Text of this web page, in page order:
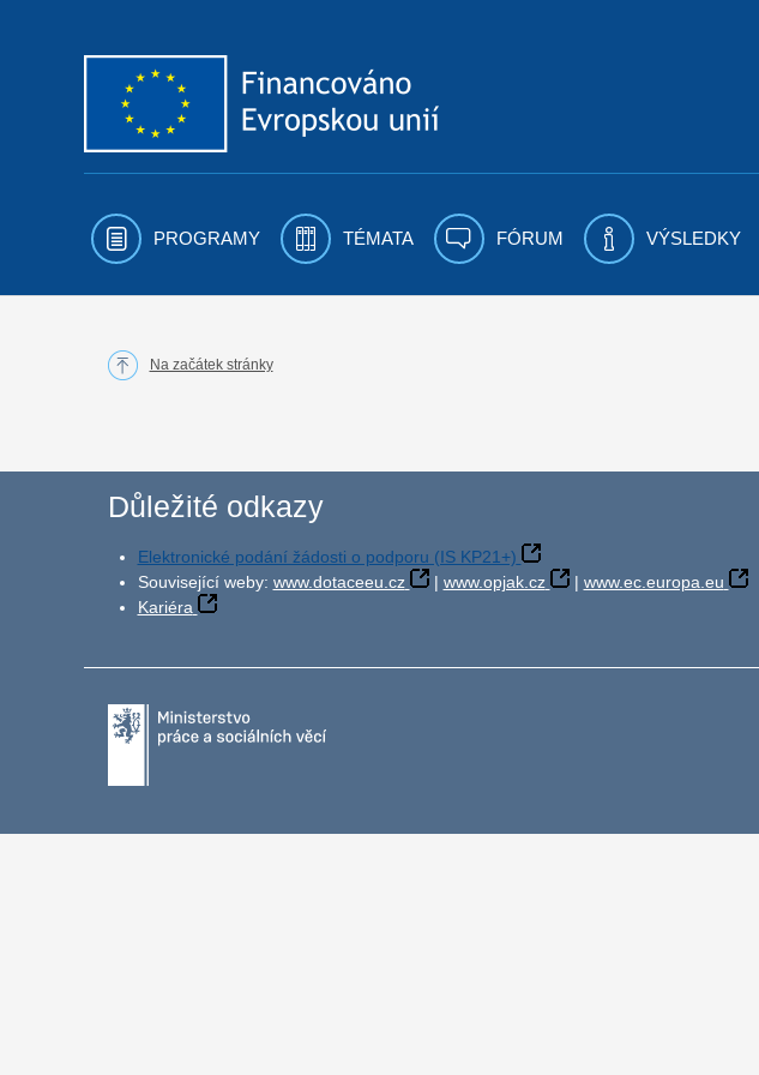
PROGRAMY TÉMATA FÓRUM VÝSLEDKY
Na začátek stránky
Důležité odkazy
Elektronické podání žádosti o podporu (IS KP21+)
Související weby: www.dotaceeu.cz | www.opjak.cz | www.ec.europa.eu
Kariéra